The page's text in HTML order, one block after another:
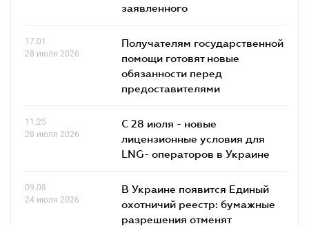
заявленного
17.01
28 июля 2026
Получателям государственной
помощи готовят новые
обязанности перед
предоставителями
11.25
28 июля 2026
С 28 июля - новые
лицензионные условия для
LNG- операторов в Украине
09.08
24 июля 2026
В Украине появится Единый
охотничий реестр: бумажные
разрешения отменят